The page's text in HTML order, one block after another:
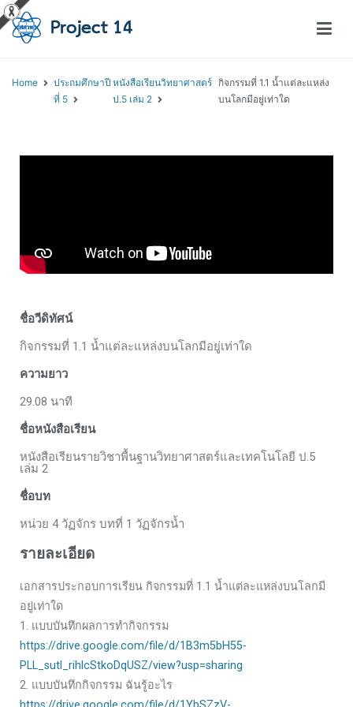
Home
ประถมศึกษาปี
ที่ 5
หนังสือเรียนวิทยาศาสตร์
ป.5 เล่ม 2
กิจกรรมที่ 1.1 น้ำแต่ละแหล่ง
บนโลกมีอยู่เท่าใด
ชื่อวีดิทัศน์
กิจกรรมที่ 1.1 น้ำแต่ละแหล่งบนโลกมีอยู่เท่าใด
ความยาว
29.08 นาที
ชื่อหนังสือเรียน
หนังสือเรียนรายวิชาพื้นฐานวิทยาศาสตร์และเทคโนโลยี ป.5
เล่ม 2
ชื่อบท
หน่วย 4 วัฏจักร บทที่ 1 วัฏจักรน้ำ
รายละเอียด
เอกสารประกอบการเรียน กิจกรรมที่ 1.1 น้ำแต่ละแหล่งบนโลกมี
อยู่เท่าใด
1. แบบบันทึกผลการทำกิจกรรม
https://drive.google.com/file/d/1B3m5bH55-
PLL_sutl_rihlcStkoDqUSZ/view?usp=sharing
2. แบบบันทึกกิจกรรม ฉันรู้อะไร